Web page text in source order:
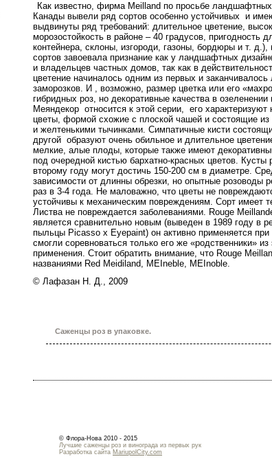
Как известно, фирма Meilland по просьбе
Канады вывели ряд сортов особенно устойчивых и
выдвинуты ряд требований: длительное цветение,
морозостойкость в районе – 40 градусов, пригодность
контейнера, склоны, изгороди, газоны, бордюры и т. д.),
сортов завоевала признание как у ландшафтных
и владельцев частных домов, так как в
цветение начиналось одним из первых и
заморозков. И , возможно, размер цветка или его
гибридных роз, но декоративные качества в
Меяндекор относится к этой серии, его
цветы, формой схожие с плоской чашей и состоящие из
и желтенькими тычинками. Симпатичные кисти
другой образуют очень обильное и длительное
мелкие, алые плоды, которые также имеют
под очередной кистью бархатно-красных цветов. Кусты
второму году могут достичь 150-200 см в диаметре.
зависимости от длинны обрезки, но опытные розоводы
раз в 3-4 года. Не маловажно, что цветы не
устойчивы к механическим повреждениям. Сорт имеет
Листва не повреждается заболеваниями. Rouge
является сравнительно новым (выведен в 1989 году в
пыльцы Picasso х Eyepaint) он активно применяется
смогли соревноваться только его же «родственники»
применения. Стоит обратить внимание, что Rouge
названиями Red Meidiland, MEIneble, MEInoble.
© Лафазан Н. Д., 2009
Саженцы роз в упаковке.
© Флора-Нова 2010 - 2015
Лучшие саженцы роз и винограда из первых рук
Разработка сайта MariupolCity.com